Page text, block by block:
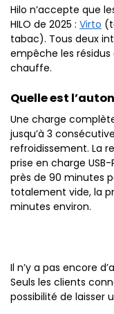
Hilo n’accepte que
HILO de 2025 : Virto
tabac). Tous deux
empêche les
chauffe.
Quelle est
Une charge
jusqu’à 3
refroidissement. La
prise en charge
près de 90 minutes
totalement vide, la
minutes environ.
Il n’y a pas encore
Seuls les clients
possibilité de laisser